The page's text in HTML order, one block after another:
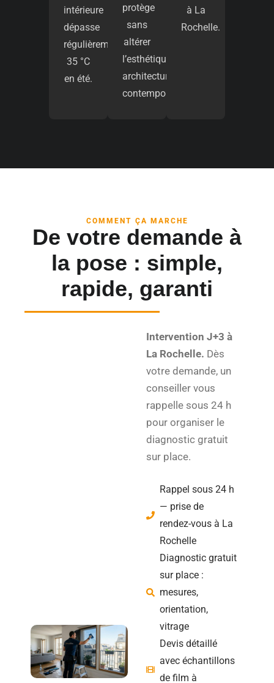
intérieure
dépasse
régulièrement
35 °C
en été.
protège
sans
altérer
l’esthétique
architecturale
contemporaine.
à La
Rochelle.
COMMENT ÇA MARCHE
De votre demande à
la pose : simple,
rapide, garanti
Intervention J+3 à
La Rochelle. Dès
votre demande, un
conseiller vous
rappelle sous 24 h
pour organiser le
diagnostic gratuit
sur place.
Rappel sous 24 h
— prise de
rendez-vous à La
Rochelle
Diagnostic gratuit
sur place :
mesures,
orientation,
vitrage
Devis détaillé
avec échantillons
de film à